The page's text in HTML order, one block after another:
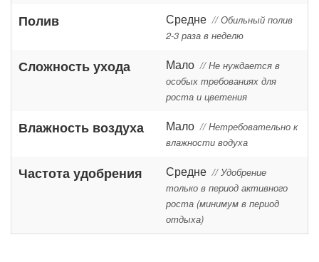
Полив Средне // Обильный полив
2-3 раза в неделю
Сложность ухода Мало // Не нуждается в
особых требованиях для
роста и цветения
Влажность воздуха Мало // Нетребовательно к
влажности водуха
Частота удобрения Средне // Удобрение
только в период активного
роста (минимум в период
отдыха)